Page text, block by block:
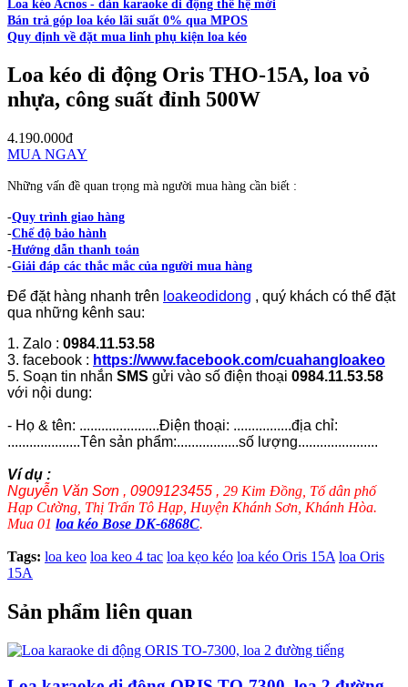
Loa kéo Acnos - dàn karaoke di động thế hệ mới
Bán trả góp loa kéo lãi suất 0% qua MPOS
Quy định về đặt mua linh phụ kiện loa kéo
Loa kéo di động Oris THO-15A, loa vỏ
nhựa, công suất đỉnh 500W
4.190.000đ
MUA NGAY
Những vấn đề quan trọng mà người mua hàng cần biết :
-Quy trình giao hàng
-Chế độ bảo hành
-Hướng dẫn thanh toán
-Giải đáp các thắc mắc của người mua hàng
Để đặt hàng nhanh trên loakeodidong , quý khách có thể đặt
qua những kênh sau:
1. Zalo : 0984.11.53.58
3. facebook : https://www.facebook.com/cuahangloakeo
5. Soạn tin nhắn SMS gửi vào số điện thoại 0984.11.53.58
với nội dung:
- Họ & tên: ......................Điện thoại: ................địa chỉ:
....................Tên sản phẩm:.................số lượng......................
Ví dụ :
Nguyễn Văn Sơn , 0909123455 , 29 Kim Đồng, Tổ dân phố
Hạp Cường, Thị Trấn Tô Hạp, Huyện Khánh Sơn, Khánh Hòa.
Mua 01 loa kéo Bose DK-6868C.
Tags: loa keo loa keo 4 tac loa kẹo kéo loa kéo Oris 15A loa Oris
15A
Sản phẩm liên quan